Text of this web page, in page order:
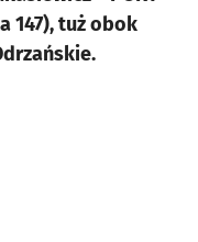
147), tuż obok